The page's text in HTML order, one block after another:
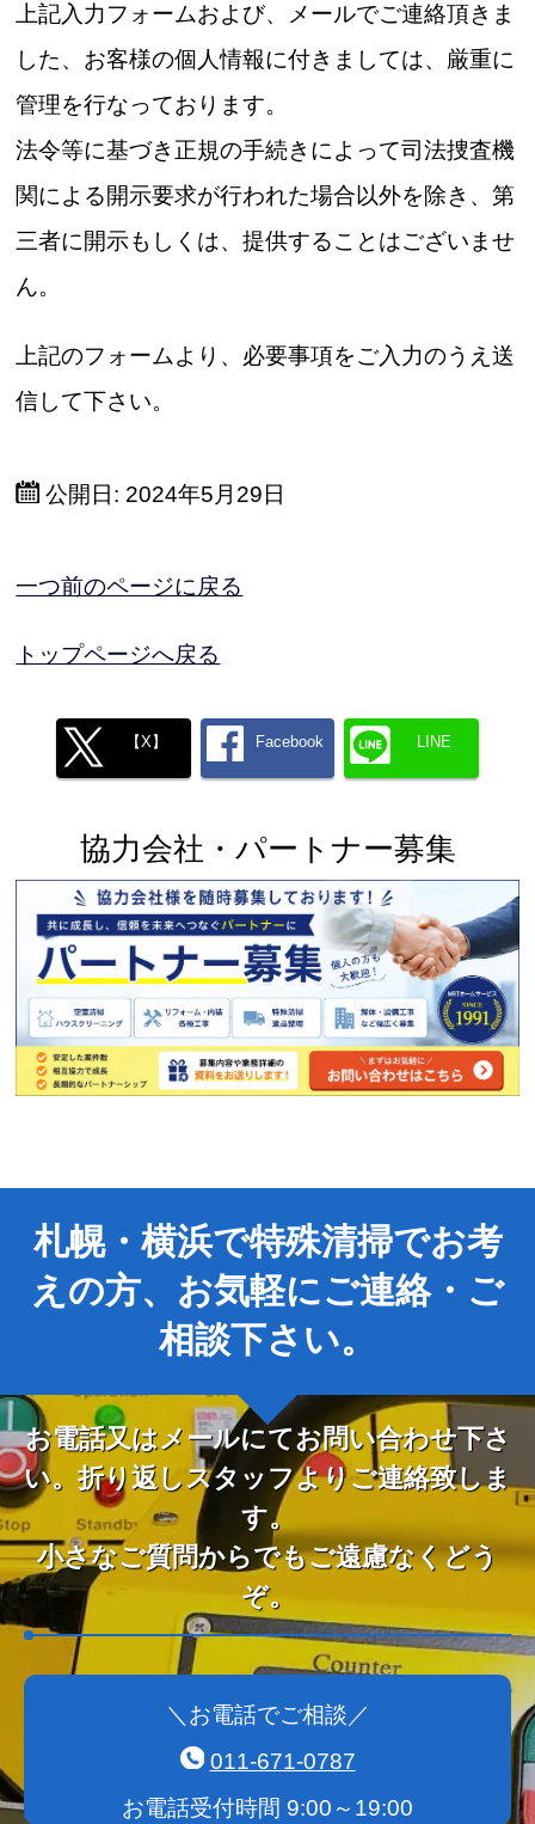
上記入力フォームおよび、メールでご連絡頂きま
した、お客様の個人情報に付きましては、厳重に
管理を行なっております。
法令等に基づき正規の手続きによって司法捜査機
関による開示要求が行われた場合以外を除き、第
三者に開示もしくは、提供することはございませ
ん。
上記のフォームより、必要事項をご入力のうえ送
信して下さい。
公開日: 2024年5月29日
一つ前のページに戻る
トップページへ戻る
【X】 Facebook LINE
協力会社・パートナー募集
札幌・横浜で特殊清掃でお考
えの方、お気軽にご連絡・ご
相談下さい。
お電話又はメールにてお問い合わせ下さ
い。折り返しスタッフよりご連絡致しま
す。
小さなご質問からでもご遠慮なくどう
ぞ。
＼お電話でご相談／
011-671-0787
お電話受付時間 9:00～19:00